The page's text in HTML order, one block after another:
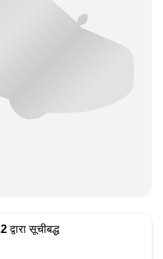
द्वारा सूचीबद्ध